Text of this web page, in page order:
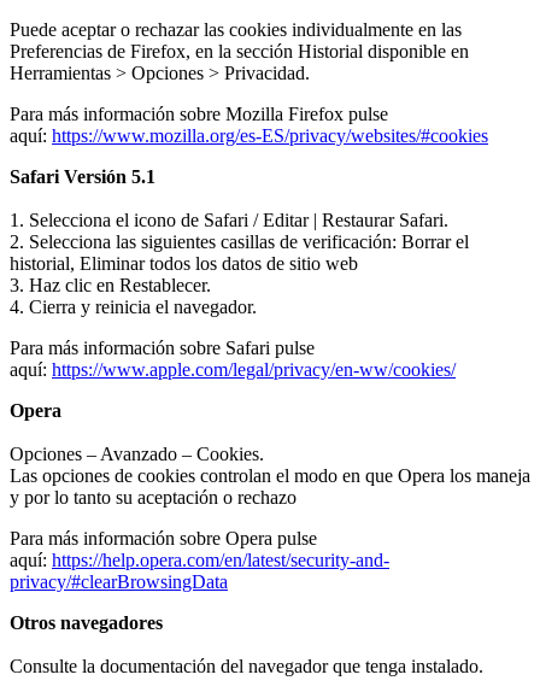
Puede aceptar o rechazar las cookies individualmente en las
Preferencias de Firefox, en la sección Historial disponible en
Herramientas > Opciones > Privacidad.
Para más información sobre Mozilla Firefox pulse
aquí: https://www.mozilla.org/es-ES/privacy/websites/#cookies
Safari Versión 5.1
1. Selecciona el icono de Safari / Editar | Restaurar Safari.
2. Selecciona las siguientes casillas de verificación: Borrar el
historial, Eliminar todos los datos de sitio web
3. Haz clic en Restablecer.
4. Cierra y reinicia el navegador.
Para más información sobre Safari pulse
aquí: https://www.apple.com/legal/privacy/en-ww/cookies/
Opera
Opciones – Avanzado – Cookies.
Las opciones de cookies controlan el modo en que Opera los maneja
y por lo tanto su aceptación o rechazo
Para más información sobre Opera pulse
aquí: https://help.opera.com/en/latest/security-and-
privacy/#clearBrowsingData
Otros navegadores
Consulte la documentación del navegador que tenga instalado.